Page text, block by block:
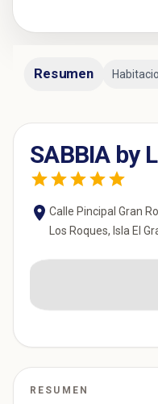
Resumen
SABBIA by
Calle Pincipal Gran
Los Roques, Isla El
RESUMEN